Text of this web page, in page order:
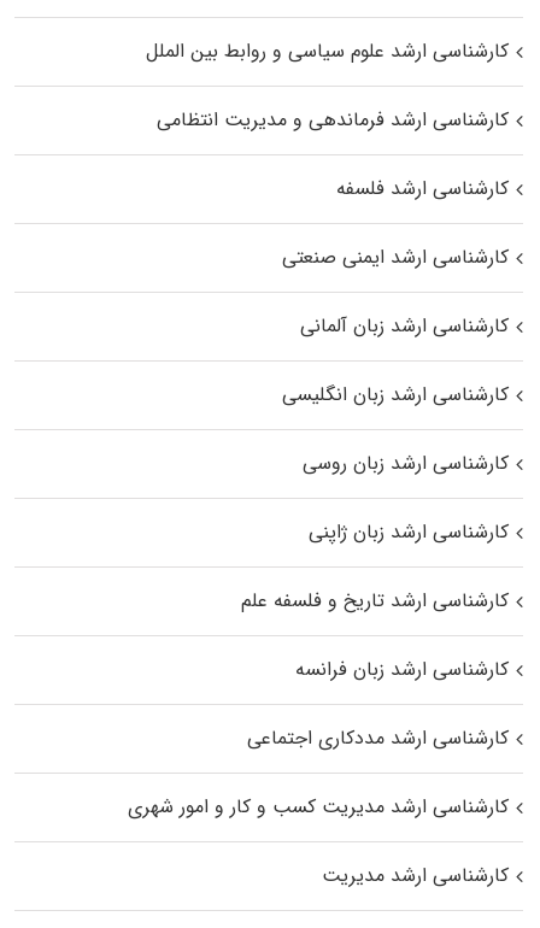
کارشناسی ارشد علوم سیاسی و روابط بین الملل
کارشناسی ارشد فرماندهی و مدیریت انتظامی
کارشناسی ارشد فلسفه
کارشناسی ارشد ایمنی صنعتی
کارشناسی ارشد زبان آلمانی
کارشناسی ارشد زبان انگلیسی
کارشناسی ارشد زبان روسی
کارشناسی ارشد زبان ژاپنی
کارشناسی ارشد تاریخ و فلسفه علم
کارشناسی ارشد زبان فرانسه
کارشناسی ارشد مددکاری اجتماعی
کارشناسی ارشد مدیریت کسب و کار و امور شهری
کارشناسی ارشد مدیریت